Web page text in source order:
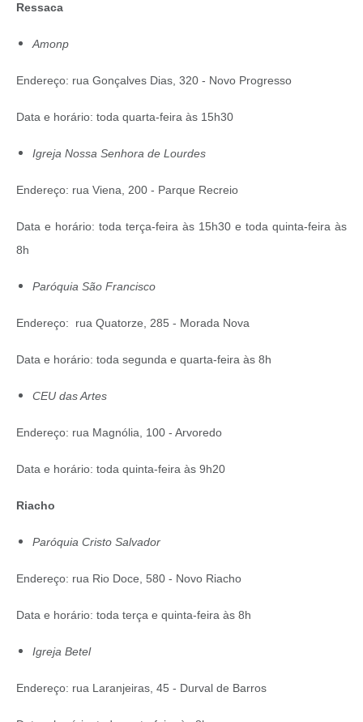
Ressaca
Amonp
Endereço: rua Gonçalves Dias, 320 - Novo Progresso
Data e horário: toda quarta-feira às 15h30
Igreja Nossa Senhora de Lourdes
Endereço: rua Viena, 200 - Parque Recreio
Data e horário: toda terça-feira às 15h30 e toda quinta-feira às
8h
Paróquia São Francisco
Endereço: rua Quatorze, 285 - Morada Nova
Data e horário: toda segunda e quarta-feira às 8h
CEU das Artes
Endereço: rua Magnólia, 100 - Arvoredo
Data e horário: toda quinta-feira às 9h20
Riacho
Paróquia Cristo Salvador
Endereço: rua Rio Doce, 580 - Novo Riacho
Data e horário: toda terça e quinta-feira às 8h
Igreja Betel
Endereço: rua Laranjeiras, 45 - Durval de Barros